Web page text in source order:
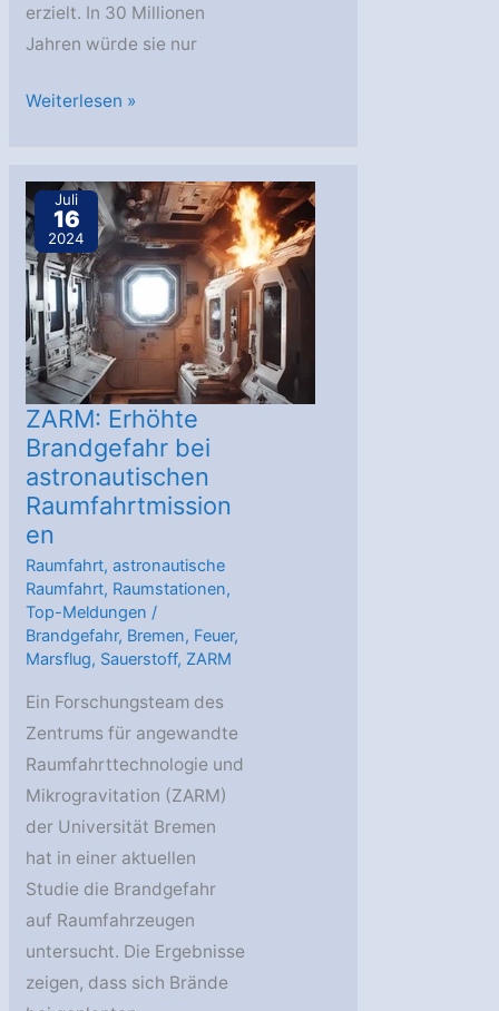
erzielt. In 30 Millionen
Jahren würde sie nur
DLR-
Weltspitze
an
Genauigkeit
Weiterlesen »
Juli
16
2024
ZARM: Erhöhte
Brandgefahr bei
astronautischen
Raumfahrtmission
en
Raumfahrt,astronautische
Raumfahrt, Raumstationen,
Top-Meldungen /
Brandgefahr, Bremen, Feuer,
Marsflug, Sauerstoff, ZARM
Ein Forschungsteam des
Zentrums für angewandte
Raumfahrttechnologie und
Mikrogravitation (ZARM)
der Universität Bremen
hat in einer aktuellen
Studie die Brandgefahr
auf Raumfahrzeugen
untersucht. Die Ergebnisse
zeigen, dass sich Brände